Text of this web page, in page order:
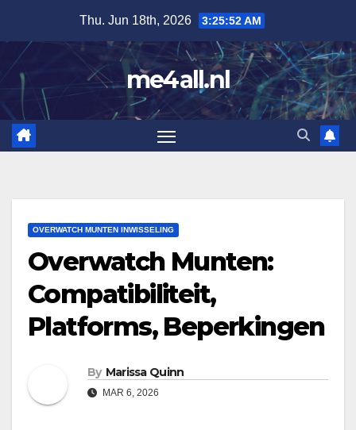
content
Thu. Jun 18th, 2026 3:25:53 AM
me4all.nl
OVERWATCH MUNTEN INWISSELING
Overwatch Munten:
Compatibiliteit,
Platforms, Beperkingen
By Marissa Quinn
MAR 6, 2026